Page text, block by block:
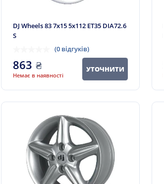
DJ Wheels 83 7x15 5x112 ET35 DIA72.6
S
(0 відгуків)
863 ₴
Немає в наявності
УТОЧНИТИ